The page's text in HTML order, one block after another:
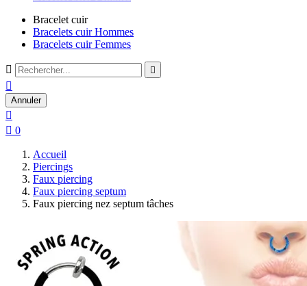
Bracelet cuir
Bracelets cuir Hommes
Bracelets cuir Femmes
 

Annuler

 0
Accueil
Piercings
Faux piercing
Faux piercing septum
Faux piercing nez septum tâches